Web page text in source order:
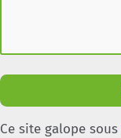
Ce site galope sous